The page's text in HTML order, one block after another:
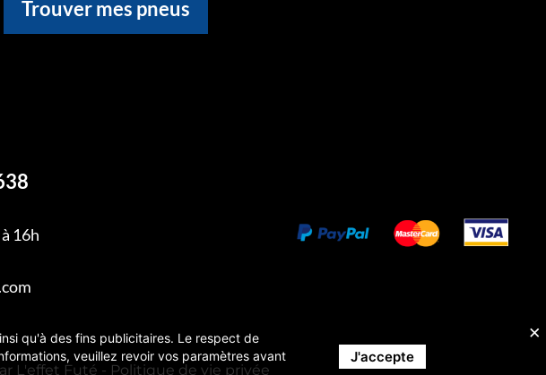
Trouver mes pneus
16h
L'effet Futé - Politique de vie privée
qu'à des fins publicitaires. Le respect de
veuillez revoir vos paramètres avant
J'accepte